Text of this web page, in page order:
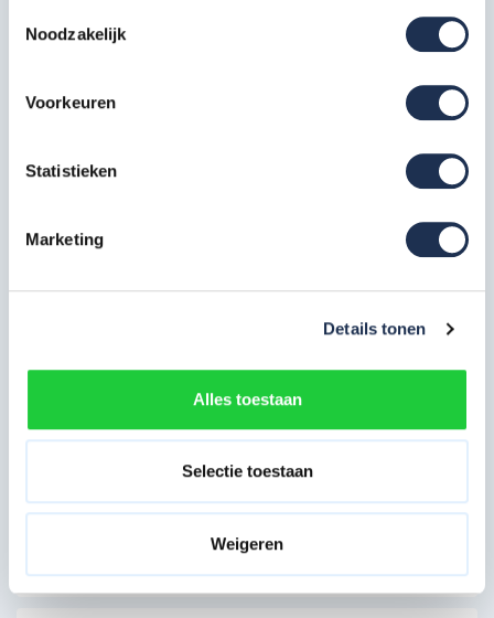
Noodzakelijk
Voorkeuren
Statistieken
Marketing
Details tonen
Alles toestaan
Selectie toestaan
Weigeren
EAN
Meest behulpzame reviews
veiligheidsnormen
Eerder bekeken door jou
Onze klantenservice is vanaf weer geopend
Bereikbaar op 085 - 06 56 19 2
Vraag nu direct een offerte aan